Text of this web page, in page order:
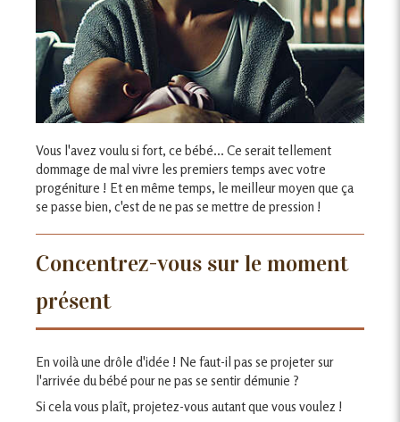
Vous l'avez voulu si fort, ce bébé... Ce serait tellement
dommage de mal vivre les premiers temps avec votre
progéniture ! Et en même temps, le meilleur moyen que ça
se passe bien, c'est de ne pas se mettre de pression !
Concentrez-vous sur le moment
présent
En voilà une drôle d'idée ! Ne faut-il pas se projeter sur
l'arrivée du bébé pour ne pas se sentir démunie ?
Si cela vous plaît, projetez-vous autant que vous voulez !